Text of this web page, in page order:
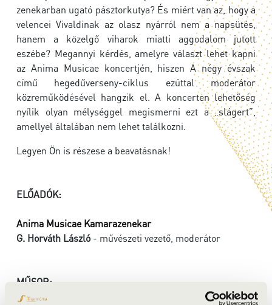
zenekarban ugató pásztorkutya? És miért van az, hogy a
velencei Vivaldinak az olasz nyárról nem a napsütés,
hanem a közelgő viharok miatti aggodalom jutott
eszébe? Megannyi kérdés, amelyre választ lehet kapni
az Anima Musicae koncertjén, hiszen A négy évszak
című hegedűverseny-ciklus ezúttal moderátor
közreműködésével hangzik el. A koncerten lehetőség
nyílik olyan mélységgel megismerni ezt a „slágert”,
amellyel általában nem lehet találkozni.
Legyen Ön is részese a beavatásnak!
ELŐADÓK:
Anima Musicae Kamarazenekar
G. Horváth László - művészeti vezető, moderátor
MŰSOR: